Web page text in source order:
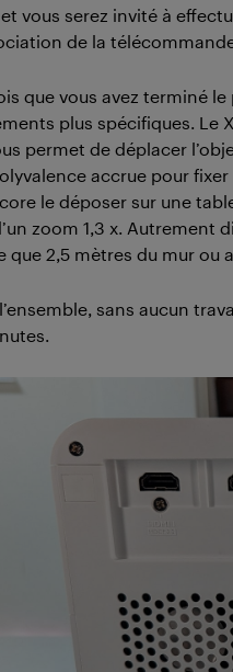
vous serez invité à
de la
que vous avez terminé
plus spécifiques. Le
permet de déplacer
accrue pour
le déposer sur une
zoom 1,3 x. Autrement
que 2,5 mètres du mur ou
sans aucun